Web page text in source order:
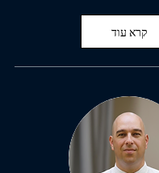
קרא עוד